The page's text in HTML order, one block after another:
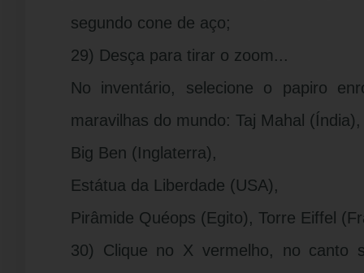
segundo cone de aço;
29) Desça para tirar o zoom...
No inventário, selecione o papiro
maravilhas do mundo: Taj Mahal (Índia),
Big Ben (Inglaterra),
Estátua da Liberdade (USA),
Pirâmide Quéops (Egito), Torre Eiffel
30) Clique no X vermelho, no canto